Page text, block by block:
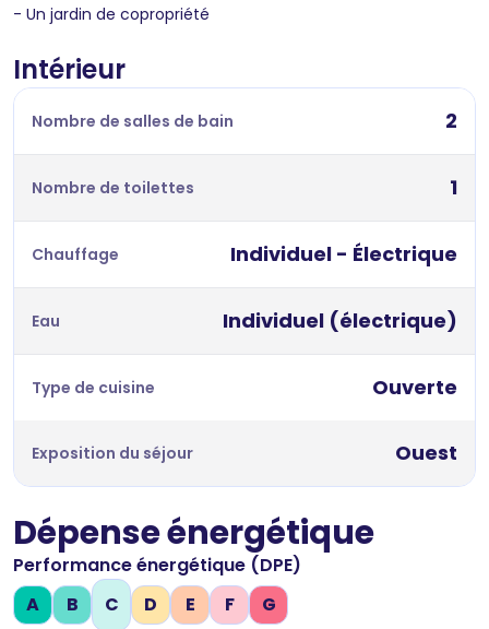
- Un jardin de copropriété
Intérieur
Nombre de salles de bain 2
Nombre de toilettes 1
Chauffage Individuel - Électrique
Eau Individuel (électrique)
Type de cuisine Ouverte
Exposition du séjour Ouest
Dépense énergétique
Performance énergétique (DPE)
A
B C D E F
G